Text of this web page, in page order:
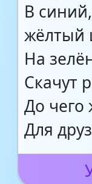
В
жёлтый
На
Скачут
До
Для